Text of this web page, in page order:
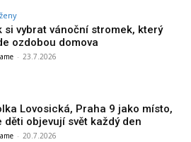
si vybrat vánoční stromek, který
ozdobou domova
- 23.7.2026
Lovosická, Praha 9 jako místo,
děti objevují svět každý den
- 20.7.2026